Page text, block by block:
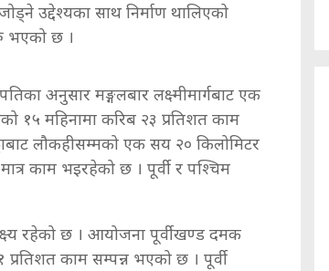
उद्देश्यका साथ निर्माण थालिएको
भएको छ ।
अनुसार मङ्गलबार लक्ष्मीमार्गबाट एक
१५ महिनामा करिब २३ प्रतिशत काम
लौकहीसम्मको एक सय २० किलोमिटर
काम भइरहेको छ । पूर्वी र पश्चिम
रहेको छ । आयोजना पूर्वीखण्ड दमक
काम सम्पन्न भएको छ । पूर्वी